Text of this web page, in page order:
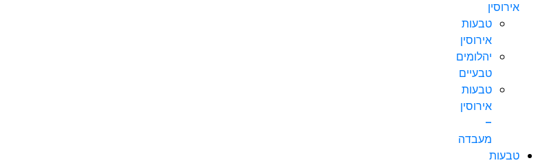
אירוסין
טבעות
אירוסין
יהלומים
טבעיים
טבעות
אירוסין
–
מעבדה
טבעות